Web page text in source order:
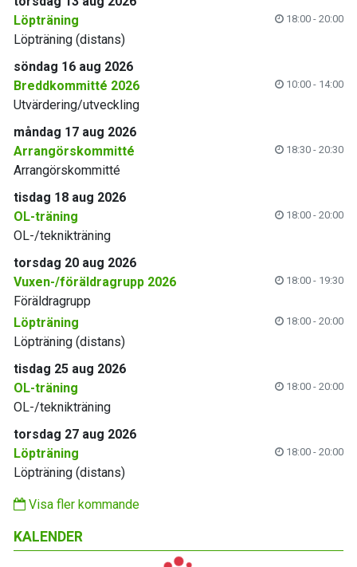
Löpträning
18:00 - 20:00
Löpträning (distans)
söndag 16 aug 2026
Breddkommitté 2026
10:00 - 14:00
Utvärdering/utveckling
måndag 17 aug 2026
Arrangörskommitté
18:30 - 20:30
Arrangörskommitté
tisdag 18 aug 2026
OL-träning
18:00 - 20:00
OL-/teknikträning
torsdag 20 aug 2026
Vuxen-/föräldragrupp 2026
18:00 - 19:30
Föräldragrupp
Löpträning
18:00 - 20:00
Löpträning (distans)
tisdag 25 aug 2026
OL-träning
18:00 - 20:00
OL-/teknikträning
torsdag 27 aug 2026
Löpträning
18:00 - 20:00
Löpträning (distans)
Visa fler kommande
KALENDER